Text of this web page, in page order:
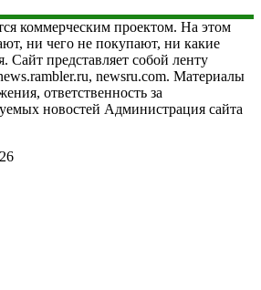
коммерческим проектом. На этом
ни чего не покупают, ни какие
Сайт представляет собой ленту
newsru.com. Материалы
ответственность за
новостей Администрация сайта